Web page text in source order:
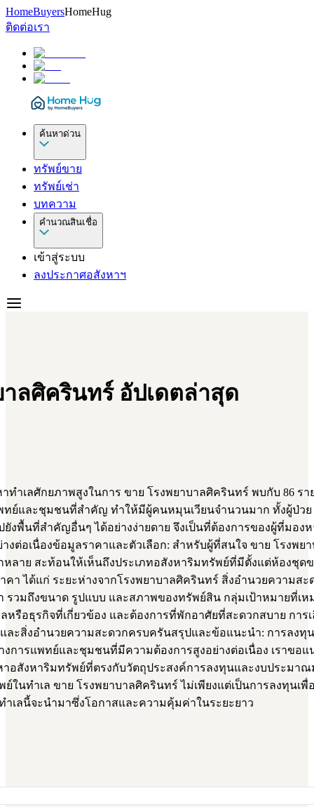
HomeBuyersHomeHug
ติดต่อเรา
ค้นหาด่วน
ทรัพย์ขาย
ทรัพย์เช่า
บทความ
คำนวณสินเชื่อ
เข้าสู่ระบบ
ลงประกาศอสังหาฯ
ลศิครินทร์ อัปเดตล่าสุด
ำเลศักยภาพสูงในการ ขาย โรงพยาบาลศิครินทร์ พบกับ 86 ร
ทย์และชุมชนที่สำคัญ ทำให้มีผู้คนหมุนเวียนจำนวนมาก ทั้งผู้ป่ว
งพื้นที่สำคัญอื่นๆ ได้อย่างง่ายดาย จึงเป็นที่ต้องการของผู้ที่มอ
งต่อเนื่องข้อมูลราคาและตัวเลือก: สำหรับผู้ที่สนใจ ขาย โรง
กหลาย สะท้อนให้เห็นถึงประเภทอสังหาริมทรัพย์ที่มีตั้งแต่ห้อง
ได้แก่ ระยะห่างจากโรงพยาบาลศิครินทร์ สิ่งอำนวยความส
รวมถึงขนาด รูปแบบ และสภาพของทรัพย์สิน กลุ่มเป้าหมายที่
หรือธุรกิจที่เกี่ยวข้อง และต้องการที่พักอาศัยที่สะดวกสบาย กา
ละสิ่งอำนวยความสะดวกครบครันสรุปและข้อแนะนำ: การลง
ารแพทย์และชุมชนที่มีความต้องการสูงอย่างต่อเนื่อง เราขอแ
าอสังหาริมทรัพย์ที่ตรงกับวัตถุประสงค์การลงทุนและงบประม
ในทำเล ขาย โรงพยาบาลศิครินทร์ ไม่เพียงแต่เป็นการลงทุน
เลนี้จะนำมาซึ่งโอกาสและความคุ้มค่าในระยะยาว